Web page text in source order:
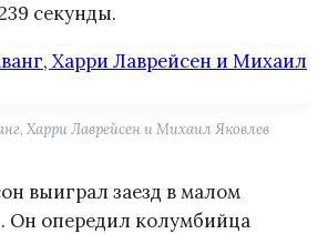
секунды.
Харри Лаврейсен и Михаил Яковлев
выиграл заезд в малом
Он опередил колумбийца